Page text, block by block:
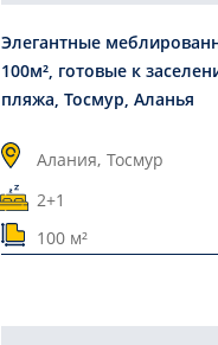
Элегантные
100м², готовые к
пляжа, Тосмур, Аланья
Алания, Тосмур
2+1
100 м²